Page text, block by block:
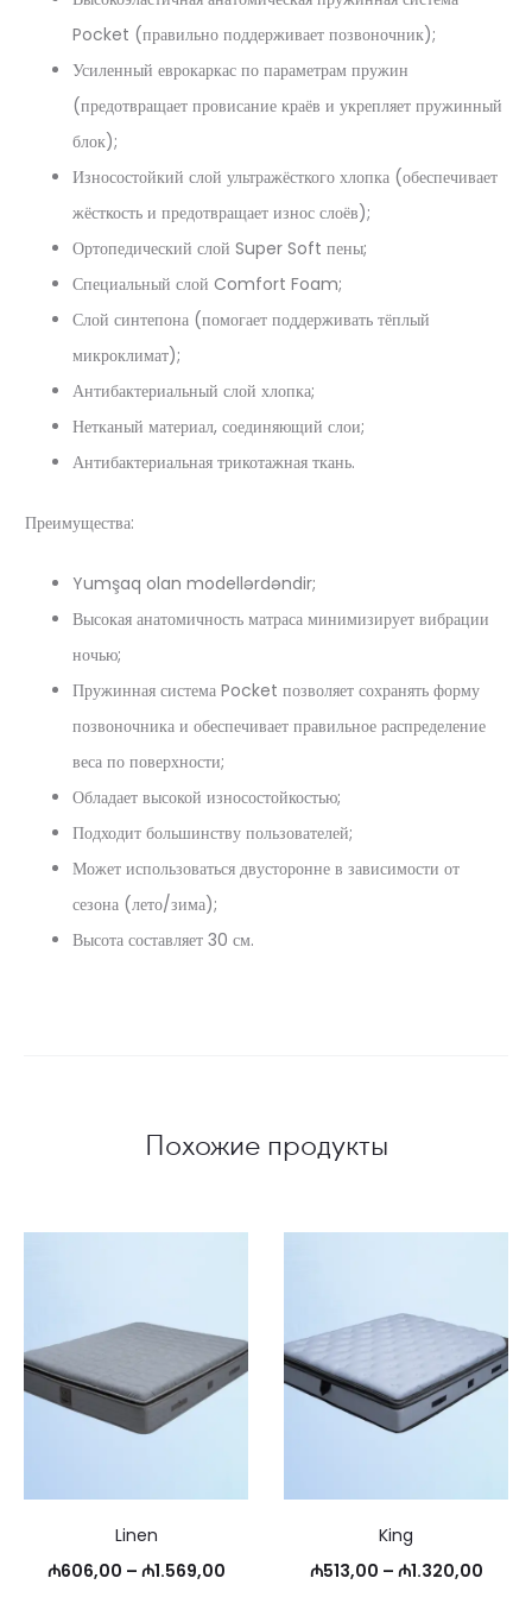
Pocket (правильно поддерживает позвоночник);
Усиленный еврокаркас по параметрам пружин
(предотвращает провисание краёв и укрепляет пружинный
блок);
Износостойкий слой ультражёсткого хлопка (обеспечивает
жёсткость и предотвращает износ слоёв);
Ортопедический слой Super Soft пены;
Специальный слой Comfort Foam;
Слой синтепона (помогает поддерживать тёплый
микроклимат);
Антибактериальный слой хлопка;
Нетканый материал, соединяющий слои;
Антибактериальная трикотажная ткань.
Преимущества:
Yumşaq olan modellərdəndir;
Высокая анатомичность матраса минимизирует вибрации
ночью;
Пружинная система Pocket позволяет сохранять форму
позвоночника и обеспечивает правильное распределение
веса по поверхности;
Обладает высокой износостойкостью;
Подходит большинству пользователей;
Может использоваться двусторонне в зависимости от
сезона (лето/зима);
Высота составляет 30 см.
Похожие продукты
Linen
₼606,00 – ₼1.569,00Диапазон
King
₼513,00 – ₼1.320,00